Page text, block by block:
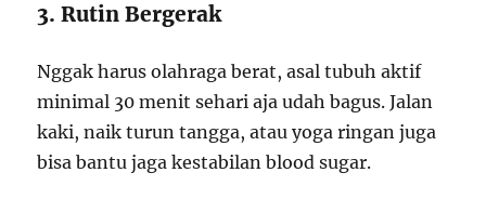
3. Rutin Bergerak
Nggak harus olahraga berat, asal tubuh aktif
minimal 30 menit sehari aja udah bagus. Jalan
kaki, naik turun tangga, atau yoga ringan juga
bisa bantu jaga kestabilan blood sugar.